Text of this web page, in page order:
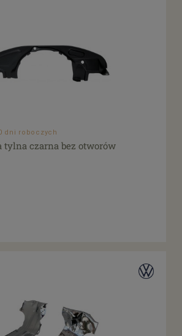
dni roboczych
tylna czarna bez otworów